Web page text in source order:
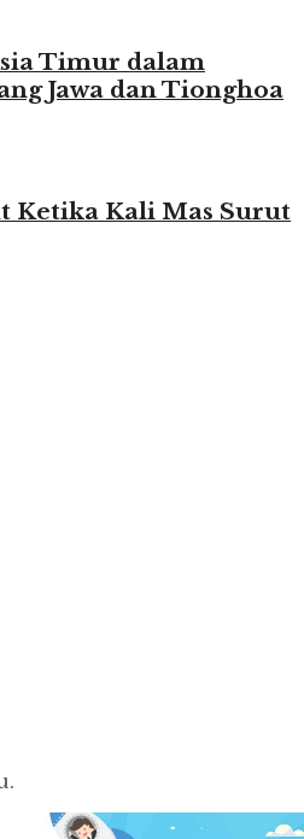
Timur dalam
Jawa dan Tionghoa
Ketika Kali Mas Surut